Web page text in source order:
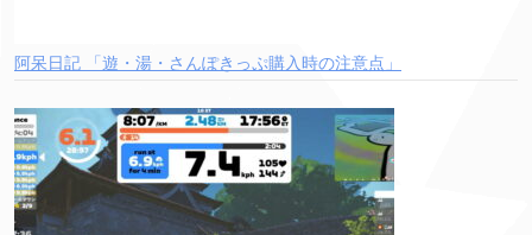
阿呆日記 「遊・湯・さんぽきっぷ購入時の注意点」